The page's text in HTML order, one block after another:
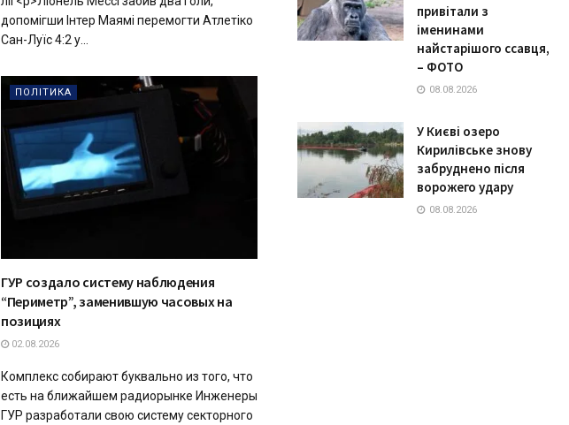
допомігши Інтер Маямі перемогти Атлетіко
Сан-Луїс 4:2 у...
ПОЛІТИКА
ГУР создало систему наблюдения
“Периметр”, заменившую часовых на
позициях
02.08.2026
Комплекс собирают буквально из того, что
есть на ближайшем радиорынке Инженеры
ГУР разработали свою систему секторного
привітали з
іменинами
найстарішого ссавця,
– ФОТО
08.08.2026
У Києві озеро
Кирилівське знову
забруднено після
ворожего удару
08.08.2026